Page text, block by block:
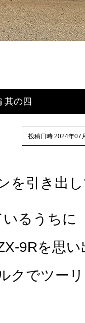
其の四
投稿日時:2024年07
を引き出
るうちに
9Rを思
クでツー